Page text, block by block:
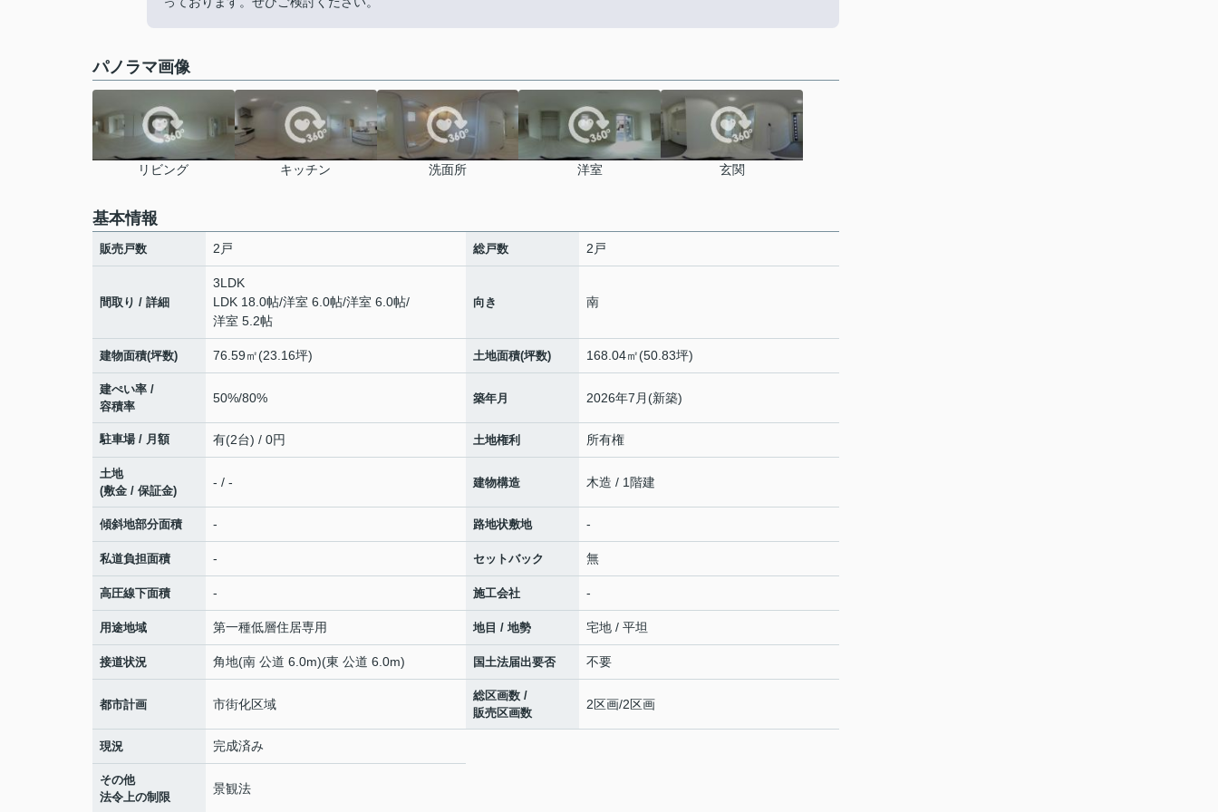
パノラマ画像
リビング キッチン 洗面所 洋室 玄関
基本情報
販売戸数 2戸 総戸数 2戸
間取り / 詳細
3LDK
LDK 18.0帖/洋室 6.0帖/洋室 6.0帖/
洋室 5.2帖
向き 南
建物面積(坪数) 76.59㎡(23.16坪) 土地面積(坪数) 168.04㎡(50.83坪)
建ぺい率 /
容積率
50%/80% 築年月 2026年7月(新築)
駐車場 / 月額 有(2台) / 0円 土地権利 所有権
土地
(敷金 / 保証金)
- / - 建物構造 木造 / 1階建
傾斜地部分面積 - 路地状敷地 -
私道負担面積 - セットバック 無
高圧線下面積 - 施工会社 -
用途地域 第一種低層住居専用 地目 / 地勢 宅地 / 平坦
接道状況 角地(南 公道 6.0m)(東 公道 6.0m) 国土法届出要否 不要
都市計画 市街化区域
総区画数 /
販売区画数
2区画/2区画
現況 完成済み
その他
法令上の制限
景観法